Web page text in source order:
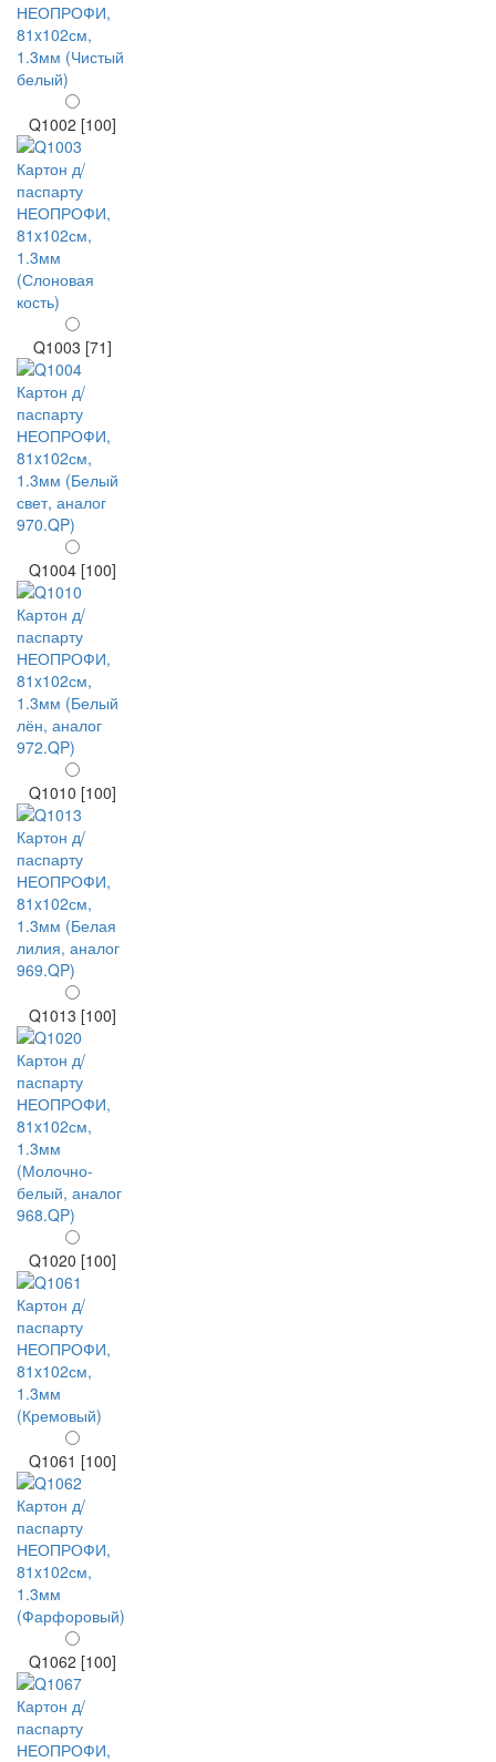
Q1002 [100]
Q1003 [71]
Q1004 [100]
Q1010 [100]
Q1013 [100]
Q1020 [100]
Q1061 [100]
Q1062 [100]